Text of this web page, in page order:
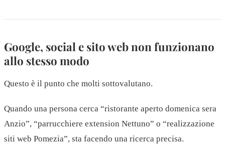
Google, social e sito web non funzionano
allo stesso modo
Questo è il punto che molti sottovalutano.
Quando una persona cerca “ristorante aperto domenica sera
Anzio”, “parrucchiere extension Nettuno” o “realizzazione
siti web Pomezia”, sta facendo una ricerca precisa.